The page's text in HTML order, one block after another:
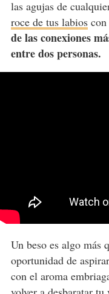
las agujas de
roce de tus labioscon
de las conexiones
entre dos personas.
Un beso es algo más
oportunidad de
con el aroma